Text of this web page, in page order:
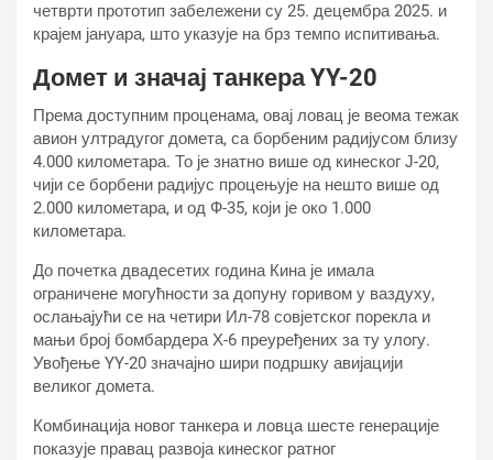
четврти прототип забележени су 25. децембра 2025. и
крајем јануара, што указује на брз темпо испитивања.
Домет и значај танкера YY-20
Према доступним проценама, овај ловац је веома тежак
авион ултрадугог домета, са борбеним радијусом близу
4.000 километара. То је знатно више од кинеског Ј-20,
чији се борбени радијус процењује на нешто више од
2.000 километара, и од Ф-35, који је око 1.000
километара.
До почетка двадесетих година Кина је имала
ограничене могућности за допуну горивом у ваздуху,
ослањајући се на четири Ил-78 совјетског порекла и
мањи број бомбардера Х-6 преуређених за ту улогу.
Увођење YY-20 значајно шири подршку авијацији
великог домета.
Комбинација новог танкера и ловца шесте генерације
показује правац развоја кинеског ратног